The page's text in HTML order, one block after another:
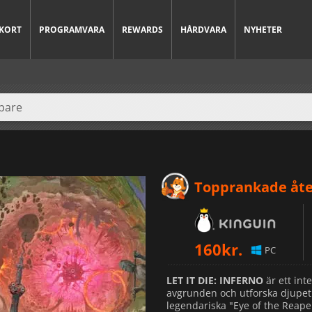
PROGRAMVARA REWARDS HÅRDVARA NYHETER
Topprankade
160kr. PC
LET IT DIE: INFERNO är ett
avgrunden och utforska
legendariska "Eye of the